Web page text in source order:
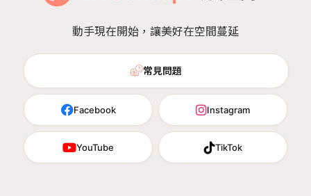
動手現在開始，讓美好在空間蔓延
常見問題
Facebook Instagram
YouTube TikTok